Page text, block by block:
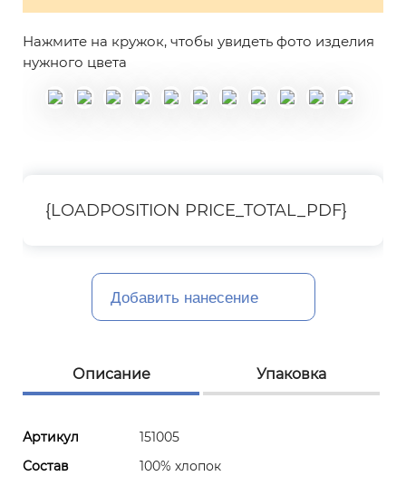
Нажмите на кружок, чтобы увидеть фото изделия
нужного цвета
{LOADPOSITION PRICE_TOTAL_PDF}
Добавить нанесение
Описание Упаковка
Артикул
151005
Состав
100% хлопок